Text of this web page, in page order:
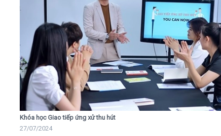
Khóa học Giao tiếp ứng xử thu hút
27/07/2024